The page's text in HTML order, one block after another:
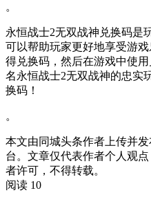
。
永恒战士2无双战神兑换码是
可以帮助玩家更好地享受游
得兑换码，然后在游戏中使
名永恒战士2无双战神的忠实
换码！
。
本文由同城头条作者上传并
台。文章仅代表作者个人观
者许可，不得转载。
阅读 10